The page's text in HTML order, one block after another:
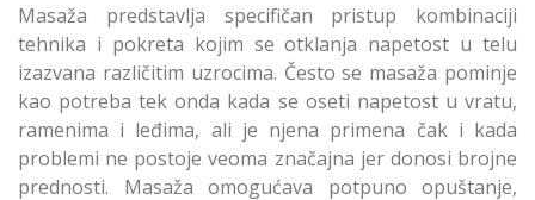
Masaža predstavlja specifičan pristup kombinaciji
tehnika i pokreta kojim se otklanja napetost u telu
izazvana različitim uzrocima. Često se masaža pominje
kao potreba tek onda kada se oseti napetost u vratu,
ramenima i leđima, ali je njena primena čak i kada
problemi ne postoje veoma značajna jer donosi brojne
prednosti. Masaža omogućava potpuno opuštanje,